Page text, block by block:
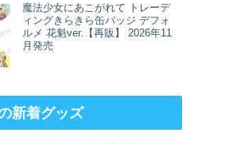
魔法少女にあこがれて トレーデ
ィングきらきら缶バッジ デフォ
ルメ 花魁ver.【再販】 2026年11
月発売
新着グッズ